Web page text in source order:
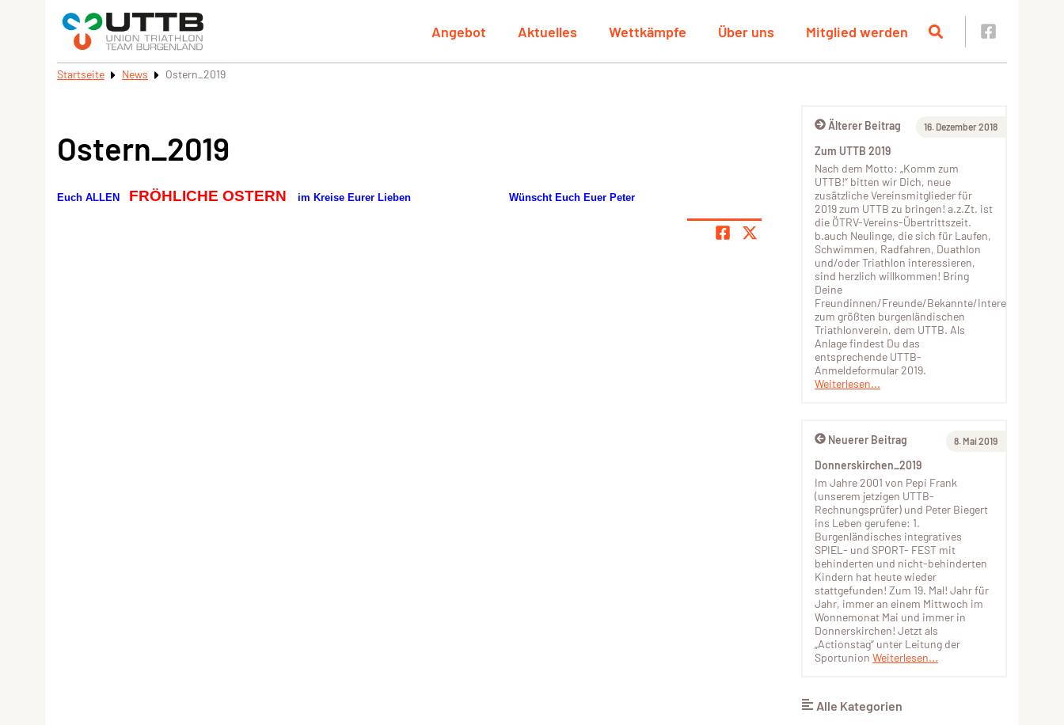
Angebot Aktuelles Wettkämpfe Über uns Mitglied werden
Startseite News Ostern_2019
Ostern_2019
Euch ALLEN FRÖHLICHE OSTERN im Kreise Eurer Lieben Wünscht Euch Euer Peter
Älterer Beitrag 16. Dezember 2018
Zum UTTB 2019
Nach dem Motto: „Komm zum
UTTB!“ bitten wir Dich, neue
zusätzliche Vereinsmitglieder für
2019 zum UTTB zu bringen! a.z.Zt. ist
die ÖTRV-Vereins-Übertrittszeit.
b.auch Neulinge, die sich für Laufen,
Schwimmen, Radfahren, Duathlon
und/oder Triathlon interessieren,
sind herzlich willkommen! Bring
Deine
Freundinnen/Freunde/Bekannte/Interessierte
zum größten burgenländischen
Triathlonverein, dem UTTB. Als
Anlage findest Du das
entsprechende UTTB-
Anmeldeformular 2019.
Weiterlesen...
Neuerer Beitrag 8. Mai 2019
Donnerskirchen_2019
Im Jahre 2001 von Pepi Frank
(unserem jetzigen UTTB-
Rechnungsprüfer) und Peter Biegert
ins Leben gerufene: 1.
Burgenländisches integratives
SPIEL- und SPORT- FEST mit
behinderten und nicht-behinderten
Kindern hat heute wieder
stattgefunden! Zum 19. Mal! Jahr für
Jahr, immer an einem Mittwoch im
Wonnemonat Mai und immer in
Donnerskirchen! Jetzt als
„Actionstag“ unter Leitung der
Sportunion Weiterlesen...
Alle Kategorien